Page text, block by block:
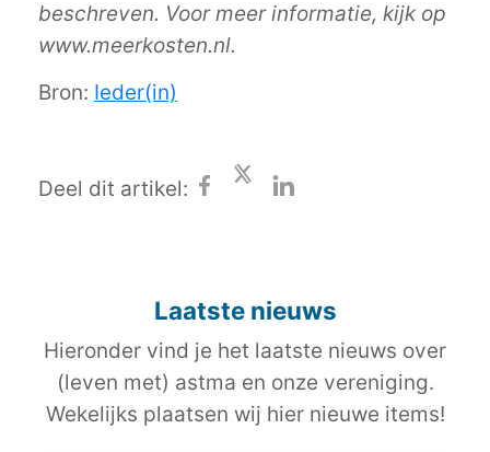
beschreven. Voor meer informatie, kijk op
www.meerkosten.nl.
Bron: Ieder(in)
Deel dit artikel:
Laatste nieuws
Hieronder vind je het laatste nieuws over
(leven met) astma en onze vereniging.
Wekelijks plaatsen wij hier nieuwe items!